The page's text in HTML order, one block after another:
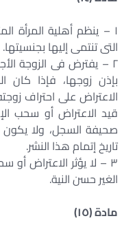
١ – ينظم أهلية المرأة
التى تنتمى إليها بجنسيتها.
٢ – يفترض فى الزوجة
بإذن زوجها، فإذا كان
الاعتراض على احتراف
قيد الاعتراض أو سحب
صحيفة السجل، ولا يكون
تاريخ إتمام هذا النشر.
٣ – لا يؤثر الاعتراض
الغير حسن النية.
مادة (١٥)